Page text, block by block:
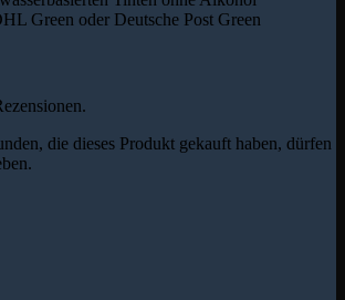
Green oder Deutsche Post Green
die dieses Produkt gekauft haben, dürfen